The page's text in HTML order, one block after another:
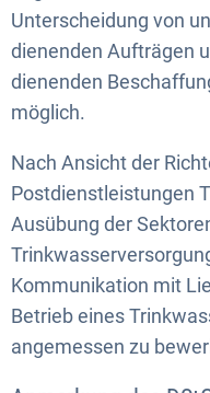
Unterscheidung von
dienenden Aufträgen
dienenden
möglich.
Nach Ansicht der
Postdienstleistungen
Ausübung der
Kommunikation mit
Betrieb eines
angemessen zu